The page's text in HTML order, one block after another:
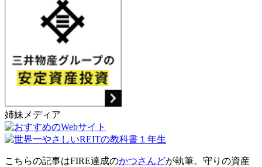
姉妹メディア
こちらの記事はFIRE達成のかつさんどが執筆。守りの資産